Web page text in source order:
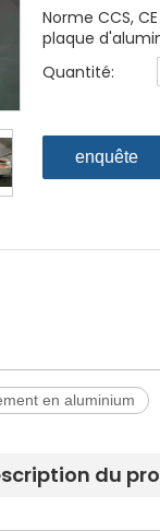
Norme CCS,
plaque
Quantité:
enquête
en aluminium
du